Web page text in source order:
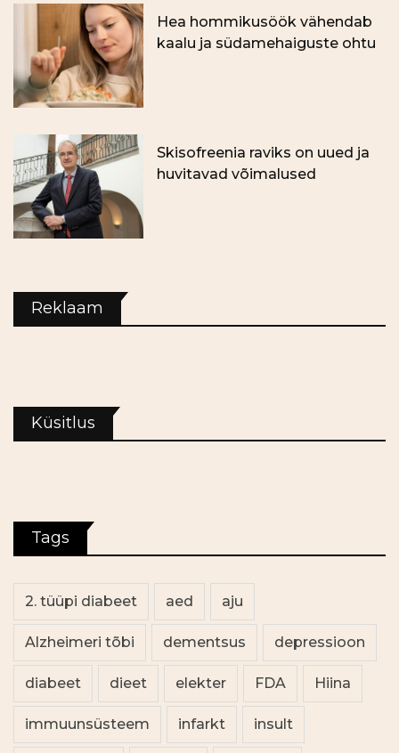
Hea hommikusöök vähendab
kaalu ja südamehaiguste ohtu
Skisofreenia raviks on uued ja
huvitavad võimalused
Reklaam
Küsitlus
Tags
2. tüüpi diabeet aed aju
Alzheimeri tõbi dementsus depressioon
diabeet dieet elekter FDA Hiina
immuunsüsteem infarkt insult